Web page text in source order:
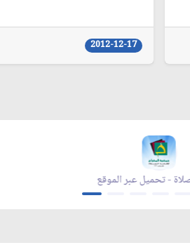
2012-12-17
- تحميل عبر الموقع